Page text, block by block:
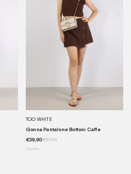
TOO WHITE
Gonna Pantalone Bottoni Caffe
€39,90€57,00
XSS M L